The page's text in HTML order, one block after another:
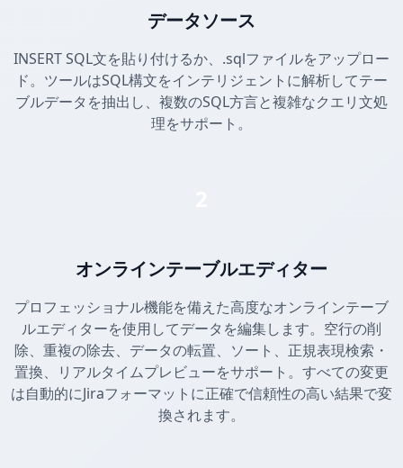
データソース
INSERT SQL文を貼り付けるか、.sqlファイルをアップロー
ド。ツールはSQL構文をインテリジェントに解析してテー
ブルデータを抽出し、複数のSQL方言と複雑なクエリ文処
理をサポート。
オンラインテーブルエディター
プロフェッショナル機能を備えた高度なオンラインテーブ
ルエディターを使用してデータを編集します。空行の削
除、重複の除去、データの転置、ソート、正規表現検索・
置換、リアルタイムプレビューをサポート。すべての変更
は自動的にJiraフォーマットに正確で信頼性の高い結果で変
換されます。